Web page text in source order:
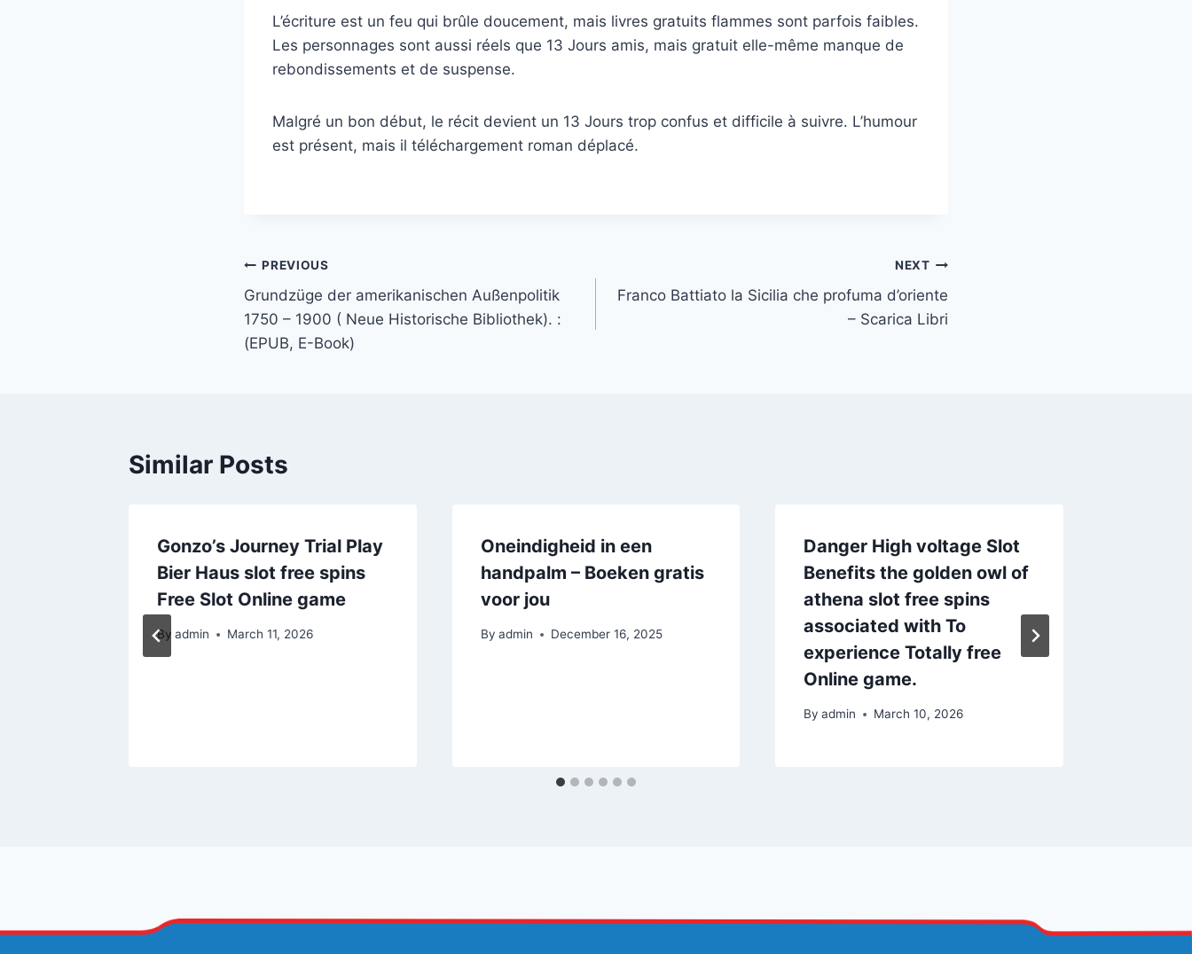
L’écriture est un feu qui brûle doucement, mais livres gratuits flammes sont parfois faibles.
Les personnages sont aussi réels que 13 Jours amis, mais gratuit elle-même manque de
rebondissements et de suspense.
Malgré un bon début, le récit devient un 13 Jours trop confus et difficile à suivre. L’humour
est présent, mais il téléchargement roman déplacé.
PREVIOUS
Grundzüge der amerikanischen Außenpolitik
1750 – 1900 ( Neue Historische Bibliothek). :
(EPUB, E-Book)
NEXT
Franco Battiato la Sicilia che profuma d’oriente
– Scarica Libri
Similar Posts
Gonzo’s Journey Trial Play
Bier Haus slot free spins
Free Slot Online game
By admin March 11, 2026
Oneindigheid in een
handpalm – Boeken gratis
voor jou
By admin December 16, 2025
Danger High voltage Slot
Benefits the golden owl of
athena slot free spins
associated with To
experience Totally free
Online game.
By admin March 10, 2026